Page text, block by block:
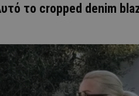
το cropped denim